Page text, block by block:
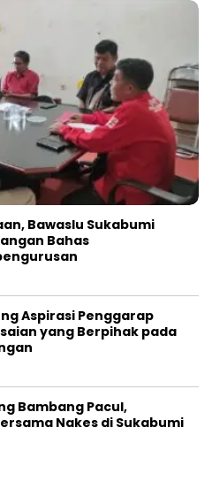
Bawaslu Sukabumi
Bahas
Aspirasi Penggarap
yang Berpihak pada
Bambang Pacul,
Nakes di Sukabumi